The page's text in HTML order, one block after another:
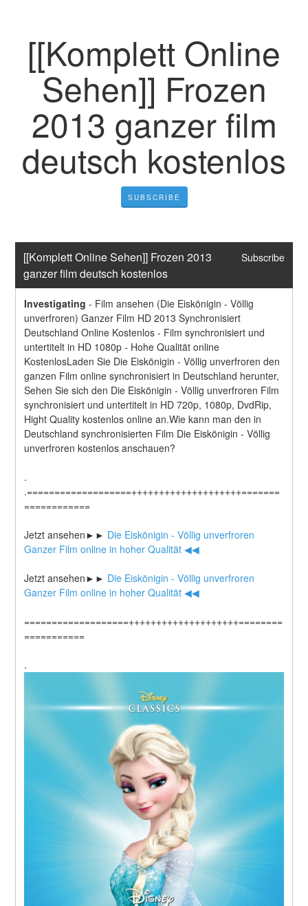
[[Komplett Online
Sehen]] Frozen
2013 ganzer film
deutsch kostenlos
SUBSCRIBE
[[Komplett Online Sehen]] Frozen 2013
ganzer film deutsch kostenlos
Subscribe
Investigating - Film ansehen (Die Eiskönigin - Völlig
unverfroren) Ganzer Film HD 2013 Synchronisiert
Deutschland Online Kostenlos - Film synchronisiert und
untertitelt in HD 1080p - Hohe Qualität online
KostenlosLaden Sie Die Eiskönigin - Völlig unverfroren den
ganzen Film online synchronisiert in Deutschland herunter,
Sehen Sie sich den Die Eiskönigin - Völlig unverfroren Film
synchronisiert und untertitelt in HD 720p, 1080p, DvdRip,
Hight Quality kostenlos online an.Wie kann man den in
Deutschland synchronisierten Film Die Eiskönigin - Völlig
unverfroren kostenlos anschauen?
.
.===================++++++++++++++++++++=======
============
Jetzt ansehen►► Die Eiskönigin - Völlig unverfroren
Ganzer Film online in hoher Qualität ◀◀
Jetzt ansehen►► Die Eiskönigin - Völlig unverfroren
Ganzer Film online in hoher Qualität ◀◀
===================++++++++++++++++++++========
===========
.